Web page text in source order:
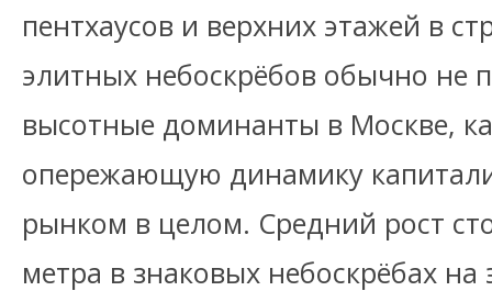
пентхаусов и верхних этажей в
элитных небоскрёбов обычно не
высотные доминанты в Москве,
опережающую динамику
рынком в целом. Средний рост
метра в знаковых небоскрёбах на